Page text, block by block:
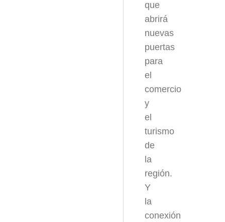
que
abrirá
nuevas
puertas
para
el
comercio
y
el
turismo
de
la
región.
Y
la
conexión